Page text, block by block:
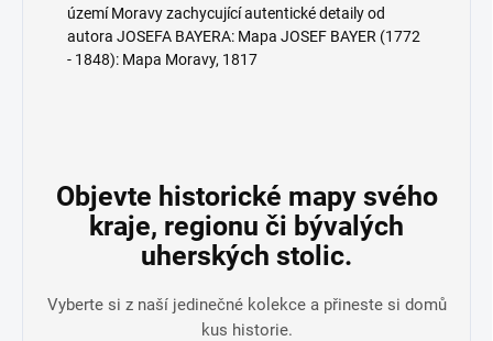
území Moravy zachycující autentické detaily od
autora JOSEFA BAYERA: Mapa JOSEF BAYER (1772
- 1848): Mapa Moravy, 1817
Objevte historické mapy svého
kraje, regionu či bývalých
uherských stolic.
Vyberte si z naší jedinečné kolekce a přineste si domů
kus historie.